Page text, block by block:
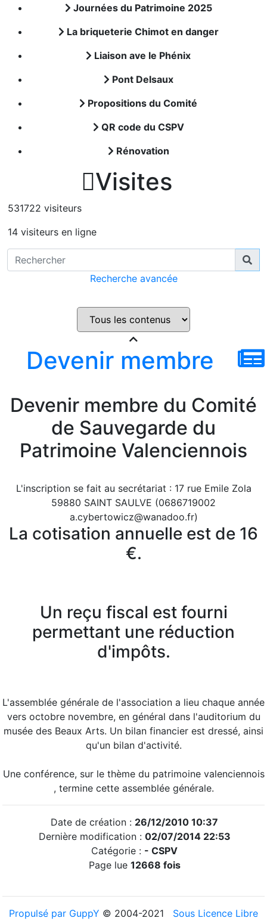
Journées du Patrimoine 2025
La briqueterie Chimot en danger
Liaison ave le Phénix
Pont Delsaux
Propositions du Comité
QR code du CSPV
Rénovation
Visites
531722 visiteurs
14 visiteurs en ligne
Recherche avancée
Devenir membre
Devenir membre du Comité
de Sauvegarde du
Patrimoine Valenciennois
L'inscription se fait au secrétariat : 17 rue Emile Zola
59880 SAINT SAULVE (0686719002
a.cybertowicz@wanadoo.fr)
La cotisation annuelle est de 16
€.
Un reçu fiscal est fourni
permettant une réduction
d'impôts.
L'assemblée générale de l'association a lieu chaque année
vers octobre novembre, en général dans l'auditorium du
musée des Beaux Arts. Un bilan financier est dressé, ainsi
qu'un bilan d'activité.
Une conférence, sur le thème du patrimoine valenciennois
, termine cette assemblée générale.
Date de création : 26/12/2010 10:37
Dernière modification : 02/07/2014 22:53
Catégorie : - CSPV
Page lue 12668 fois
Propulsé par GuppY © 2004-2021 Sous Licence Libre